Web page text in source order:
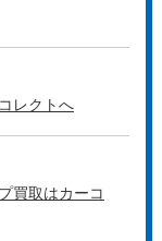
レクトへ
買取はカーコ